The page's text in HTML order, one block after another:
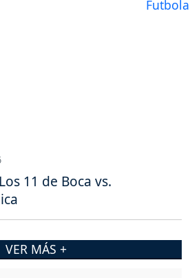
11 de Boca vs.
VER MÁS +